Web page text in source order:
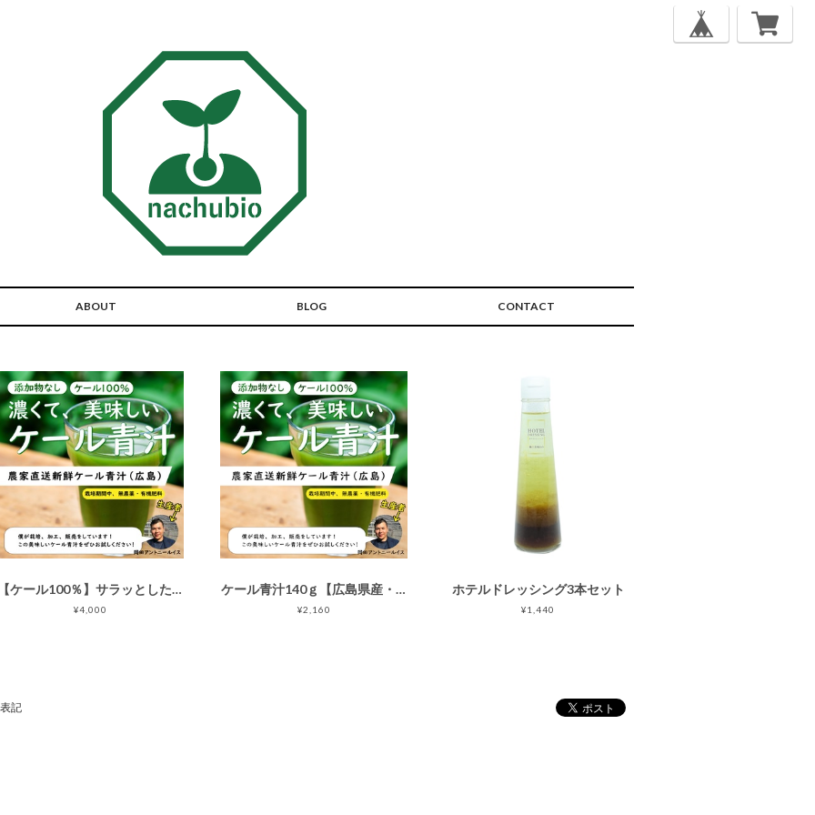
ABOUT BLOG CONTACT
【ケール100％】サラッとしたのど越しの青汁（140ｇ２袋-２ヶ月分）
¥4,000
ケール青汁140ｇ【広島県産・無添加（ケール100％使用）】国産粉末パウダー【栽培期間中、無農薬栽培】
¥2,160
ホテルドレッシング3本セット
¥1,440
記